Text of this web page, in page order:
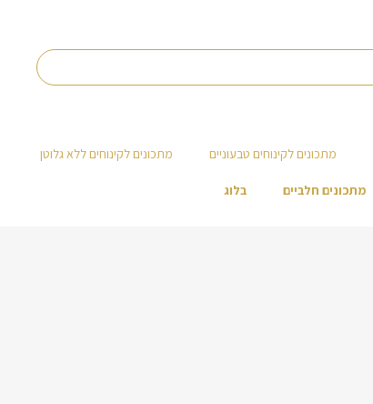
מתכונים לקינוחים טבעוניים מתכונים לקינוחים ללא גלוטן
מתכונים חלביים בלוג